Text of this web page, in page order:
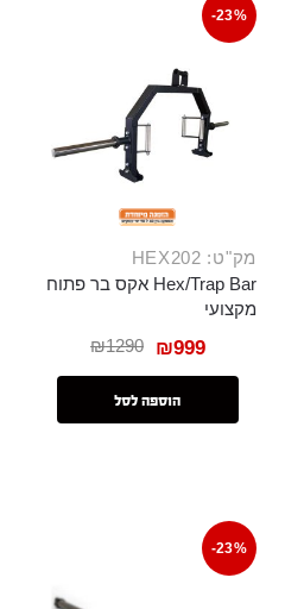
-23%
מק"ט: HEX202
Hex/Trap Bar אקס בר פתוח
מקצועי
₪1290 ₪999
הוספה לסל
-23%